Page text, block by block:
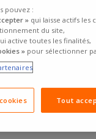
pneumatique
des prix
avec des
gammes de prix,
adaptée à son budget
pouvez :
»qui laisse actifs les
du site,
active toutes les finalités,
»pour sélectionner
Tout